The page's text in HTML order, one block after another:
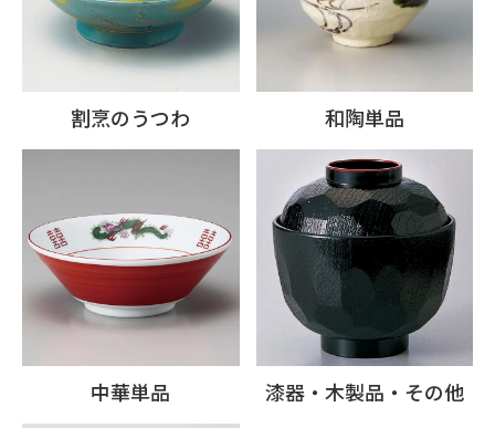
割烹のうつわ 和陶単品
中華単品 漆器・木製品・その他